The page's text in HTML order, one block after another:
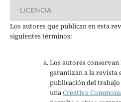
LICENCIA
Los autores que publican en esta
siguientes términos:
Los autores
garantizan a la revista
publicación del
unaCreative